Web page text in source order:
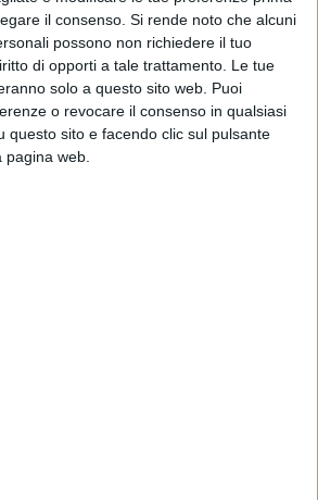
il consenso. Si rende noto che alcuni
possono non richiedere il tuo
di opporti a tale trattamento. Le tue
solo a questo sito web. Puoi
o revocare il consenso in qualsiasi
questo sito e facendo clic sul pulsante
web.
2021
di mare
2021